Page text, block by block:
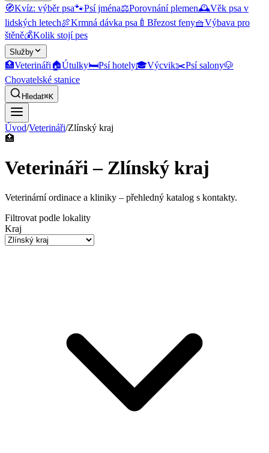
🧭Kvíz: výběr psa🐾Psí jména⚖️Porovnání plemen🕰️Věk psa v
lidských letech🍖Krmná dávka psa 🍼 Březost feny🧺Výbava pro
štěně💰Kolik stojí pes
Služby
🏥Veterináři🏠Útulky🛏️Psí hotely🎓Výcvik✂️Psí salony🐶
Chovatelské stanice
Hledat⌘K
Úvod/Veterináři/Zlínský kraj
🏥
Veterináři – Zlínský kraj
Veterinární ordinace a kliniky – přehledný katalog s kontakty.
Filtrovat podle lokality
Kraj